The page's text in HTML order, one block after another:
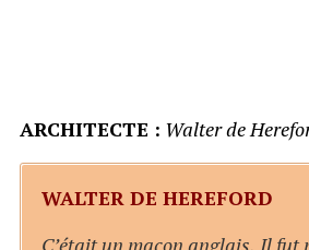
ARCHITECTE : Walter de
WALTER DE HEREFORD
C’était un maçon anglais. Il fut